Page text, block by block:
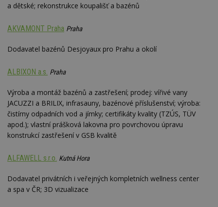
a dětské; rekonstrukce koupališť a bazénů
AKVAMONT Praha Praha
Dodavatel bazénů Desjoyaux pro Prahu a okolí
ALBIXON a.s. Praha
Výroba a montáž bazénů a zastřešení; prodej: vířivé vany
JACUZZI a BRILIX, infrasauny, bazénové příslušenství; výroba:
čistírny odpadních vod a jímky; certifikáty kvality (TZÚS, TÜV
apod.); vlastní prášková lakovna pro povrchovou úpravu
konstrukcí zastřešení v GSB kvalitě
ALFAWELL s.r.o. Kutná Hora
Dodavatel privátních i veřejných kompletních wellness center
a spa v ČR; 3D vizualizace